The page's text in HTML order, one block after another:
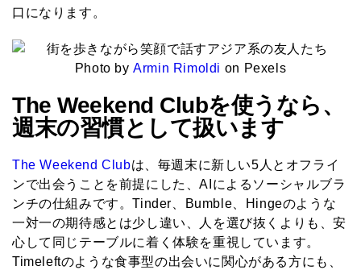
口になります。
Photo byArmin Rimoldi on Pexels
The Weekend Clubを使うなら、
週末の習慣として扱います
The Weekend Clubは、毎週末に新しい5人とオフライ
ンで出会うことを前提にした、AIによるソーシャルブラ
ンチの仕組みです。Tinder、Bumble、Hingeのような
一対一の期待感とは少し違い、人を選び抜くよりも、安
心して同じテーブルに着く体験を重視しています。
Timeleftのような食事型の出会いに関心がある方にも、